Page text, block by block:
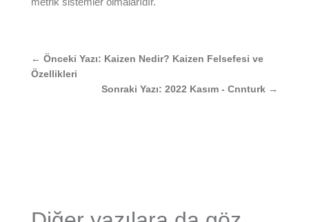
← Önceki Yazı: Kaizen Nedir? Kaizen Felsefesi ve
Özellikleri
Sonraki Yazı: 2022 Kasım - Cnnturk →